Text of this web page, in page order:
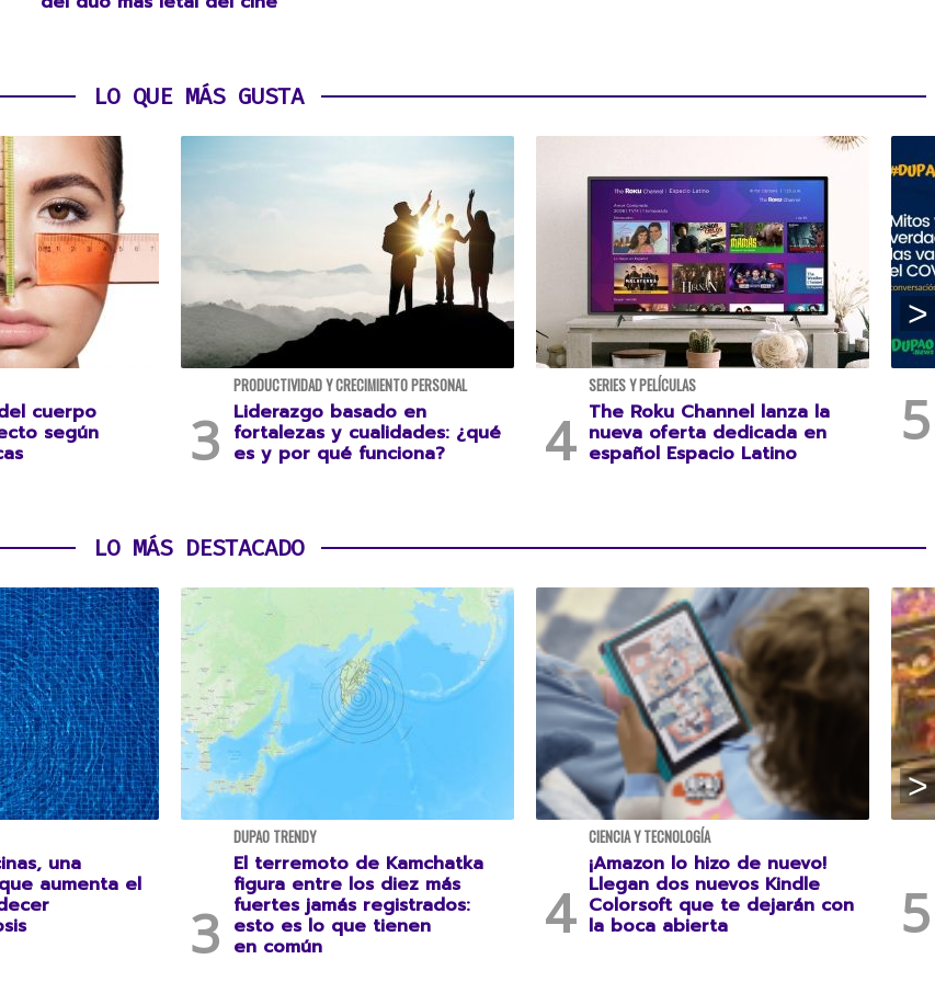
LO QUE MÁS GUSTA
cuerpo
según
PRODUCTIVIDAD Y CRECIMIENTO PERSONAL
Liderazgo basado en
fortalezas y cualidades: ¿qué
es y por qué funciona?
SERIES Y PELÍCULAS
The Roku Channel lanza la
nueva oferta dedicada en
español Espacio Latino
LO MÁS DESTACADO
una
aumenta el
DUPAO TRENDY
El terremoto de Kamchatka
figura entre los diez más
fuertes jamás registrados:
esto es lo que tienen
en común
CIENCIA Y TECNOLOGÍA
¡Amazon lo hizo de nuevo!
Llegan dos nuevos Kindle
Colorsoft que te dejarán con
la boca abierta